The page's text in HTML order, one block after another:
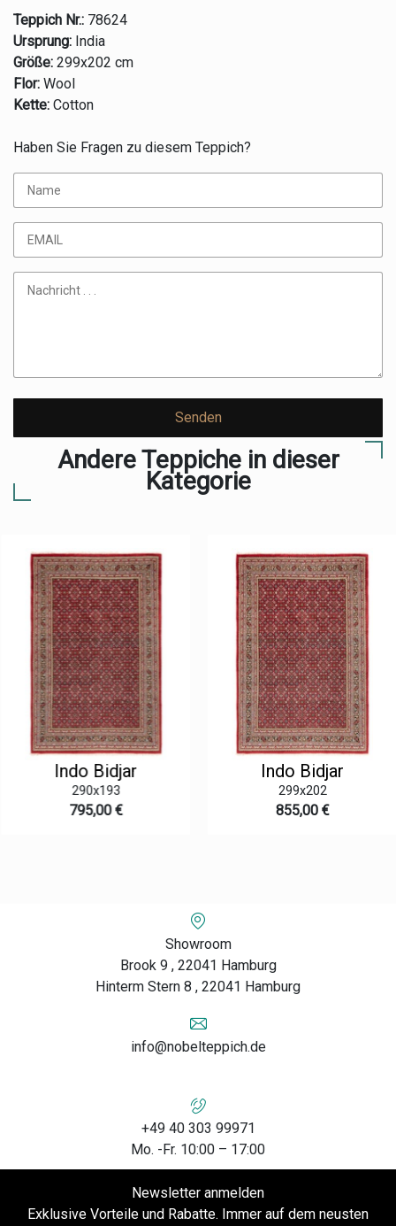
Teppich Nr.: 78624
Ursprung: India
Größe: 299x202 cm
Flor: Wool
Kette: Cotton
Haben Sie Fragen zu diesem Teppich?
Senden
Andere Teppiche in dieser
Kategorie
Indo Bidjar
290x193
795,00 €
Indo Bidjar
299x202
855,00 €
Showroom
Brook 9 , 22041 Hamburg
Hinterm Stern 8 , 22041 Hamburg
info@nobelteppich.de
+49 40 303 99971
Mo. -Fr. 10:00 – 17:00
Newsletter anmelden
Exklusive Vorteile und Rabatte. Immer auf dem neusten